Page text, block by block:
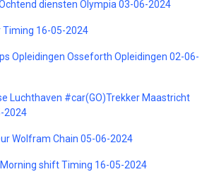
diensten Olympia 03-06-2024
16-05-2024
Opleidingen Osseforth Opleidingen 02-06-
Luchthaven #car(GO)Trekker Maastricht
2024
Wolfram Chain 05-06-2024
shift Timing 16-05-2024